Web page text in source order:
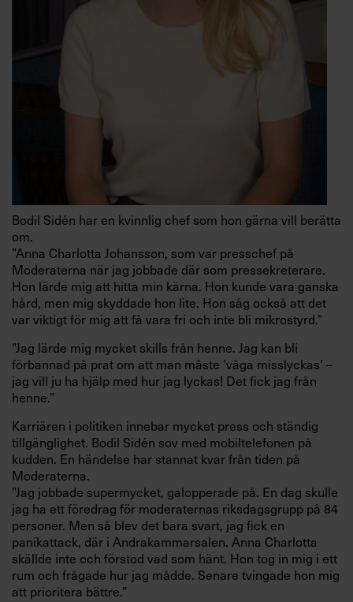
Bodil Sidén har en kvinnlig chef som hon gärna vill berätta
om.
”Anna Charlotta Johansson, som var presschef på
Moderaterna när jag jobbade där som pressekreterare.
Hon lärde mig att hitta min kärna. Hon kunde vara ganska
hård, men mig skyddade hon lite. Hon såg också att det
var viktigt för mig att få vara fri och inte bli mikrostyrd.”
”Jag lärde mig mycket skills från henne. Jag kan bli
förbannad på prat om att man måste ’våga misslyckas’ –
jag vill ju ha hjälp med hur jag lyckas! Det fick jag från
henne.”
Karriären i politiken innebar mycket press och ständig
tillgänglighet. Bodil Sidén sov med mobiltelefonen på
kudden. En händelse har stannat kvar från tiden på
Moderaterna.
”Jag jobbade supermycket, galopperade på. En dag skulle
jag ha ett föredrag för moderaternas riksdagsgrupp på 84
personer. Men så blev det bara svart, jag fick en
panikattack, där i Andrakammarsalen. Anna Charlotta
skällde inte och förstod vad som hänt. Hon tog in mig i ett
rum och frågade hur jag mådde. Senare tvingade hon mig
att prioritera bättre.”